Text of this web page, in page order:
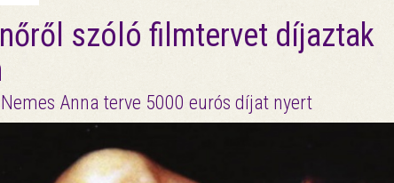
szóló filmtervet díjaztak
Anna terve 5000 eurós díjat nyert